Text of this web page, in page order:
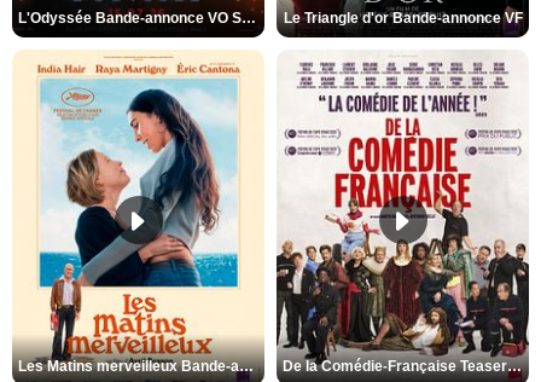
L'Odyssée Bande-annonce VO STFR Le Triangle d'or Bande-annonce VF
Les Matins merveilleux Bande-annonce VF De la Comédie-Française Teaser VF